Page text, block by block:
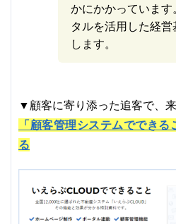
かにかかっていま
タルを活用した経
します。
▼顧客に寄り添った追客で、
「顧客管理システムででき
る